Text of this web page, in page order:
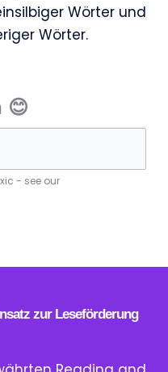
Wörter und
Wörter.
😊
- see our
zur Leseförderung